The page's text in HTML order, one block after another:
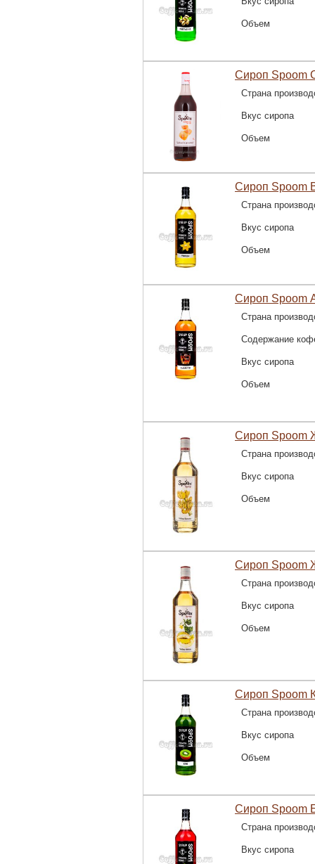
Объем
Сироп Spoom
Страна
Вкус сиропа
Объем
Сироп Spoom
Страна
Вкус сиропа
Объем
Сироп Spoom
Страна
Содержание
Вкус сиропа
Объем
Сироп Spoom
Страна
Вкус сиропа
Объем
Сироп Spoom
Страна
Вкус сиропа
Объем
Сироп Spoom
Страна
Вкус сиропа
Объем
Сироп Spoom
Страна
Вкус сиропа